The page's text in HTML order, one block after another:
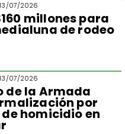
13/07/2026
millones para
de rodeo
13/07/2026
de la Armada
por
homicidio en